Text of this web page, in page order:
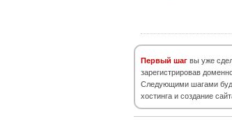
Первый шаг вы уже
зарегистрировав
Следующими шагами
хостинга и создание